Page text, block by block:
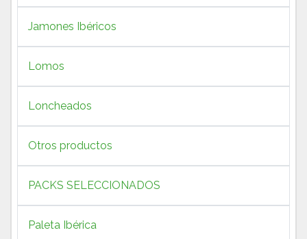
Jamones Ibéricos
Lomos
Loncheados
Otros productos
PACKS SELECCIONADOS
Paleta Ibérica